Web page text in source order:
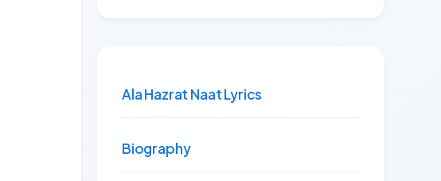
Ala Hazrat Naat Lyrics
Biography